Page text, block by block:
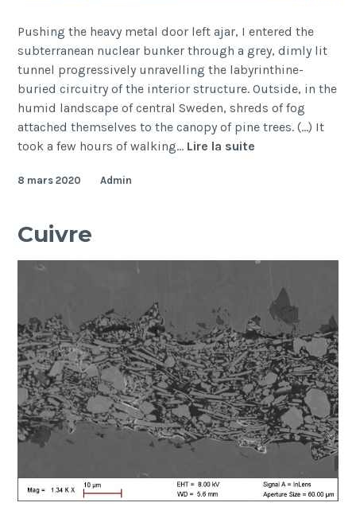
Pushing the heavy metal door left ajar, I entered the
subterranean nuclear bunker through a grey, dimly lit
tunnel progressively unravelling the labyrinthine-
buried circuitry of the interior structure. Outside, in the
humid landscape of central Sweden, shreds of fog
attached themselves to the canopy of pine trees. (…) It
took a few hours of walking… Lire la suite
8 mars 2020 Admin
Cuivre